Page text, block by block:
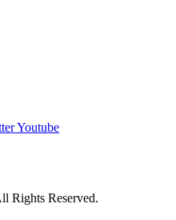
Youtube
Rights Reserved.